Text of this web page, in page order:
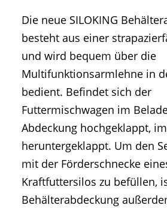
Die neue SILOKING
besteht aus einer
und wird bequem über die
Multifunktionsarmlehne in
bedient. Befindet sich der
Futtermischwagen im
Abdeckung hochgeklappt,
heruntergeklappt. Um den
mit der Förderschnecke
Kraftfuttersilos zu befüllen,
Behälterabdeckung